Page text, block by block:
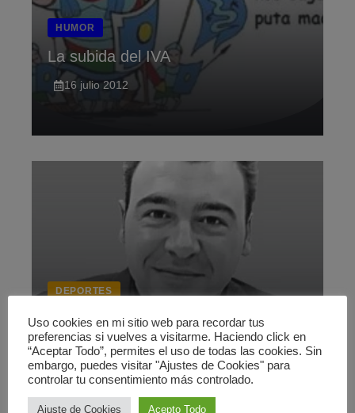
HUMOR
La subida del IVA
16 julio 2012
DEPORTES
De primas en el fútbol
23 enero 2011
Uso cookies en mi sitio web para recordar tus
preferencias si vuelves a visitarme. Haciendo click en
“Aceptar Todo”, permites el uso de todas las cookies. Sin
embargo, puedes visitar "Ajustes de Cookies" para
controlar tu consentimiento más controlado.
Ajuste de Cookies Acepto Todo